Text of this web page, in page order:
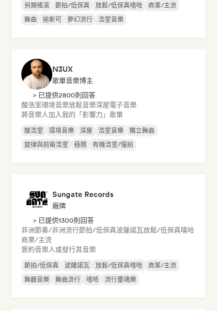
另類搖滾 節拍/低保真 放鬆/低保真嘻哈
商業/主流
舞曲
迪斯可 夢幻流行 浩室音樂
N3UX
歌單音樂博主
> 已提供2800則回答
酸浩室環境音樂放鬆音樂深屋電子音樂
將音樂人加入我的「影響力」歌單
酸浩室 環境音樂 深屋 浩室音樂
獨立舞曲
旋律與前衛浩室
極簡 有機浩室/慢拍
Sungate Records
廠牌
> 已提供1300則回答
非洲節奏/非洲流行節拍/低保真波薩諾瓦放鬆/低保真嘻哈
商業/主流
簽約音樂人或發行其音樂
節拍/低保真 波薩諾瓦 放鬆/低保真嘻哈
商業/主流
舞廳音樂
舞曲流行 嘻哈 流行靈魂樂